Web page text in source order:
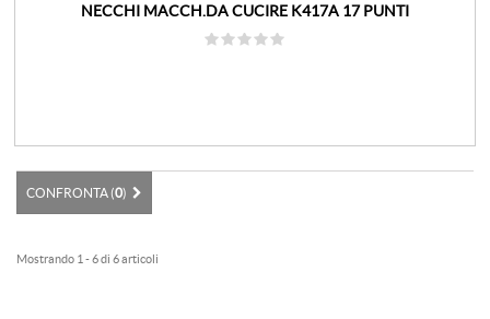
NECCHI MACCH.DA CUCIRE K417A 17 PUNTI
CONFRONTA (0)
Mostrando 1 - 6 di 6 articoli